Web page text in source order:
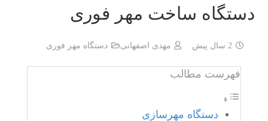
دستگاه ساخت مهر فوری
2 سال پیش مهدی اصفهانی دستگاه مهر فوری
فهرست مطالب
دستگاه مهرسازی